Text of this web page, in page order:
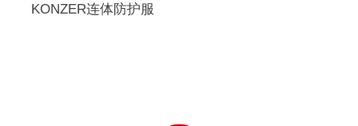
KONZER连体防护服